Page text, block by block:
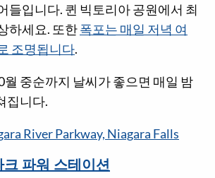
들입니다. 퀸 빅토리아 공원에서 최
하세요. 또한폭포는 매일 저녁 여
조명됩니다.
월 중순까지 날씨가 좋으면 매일 밤
집니다.
River Parkway, Niagara Falls
파워 스테이션